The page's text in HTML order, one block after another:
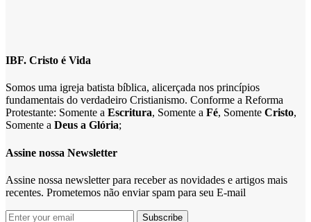
IBF. Cristo é Vida
Somos uma igreja batista bíblica, alicerçada nos princípios
fundamentais do verdadeiro Cristianismo. Conforme a Reforma
Protestante: Somente a Escritura, Somente a Fé, Somente Cristo,
Somente a Deus a Glória;
Assine nossa Newsletter
Assine nossa newsletter para receber as novidades e artigos mais
recentes. Prometemos não enviar spam para seu E-mail